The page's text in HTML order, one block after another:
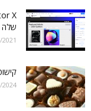
שלה
2024